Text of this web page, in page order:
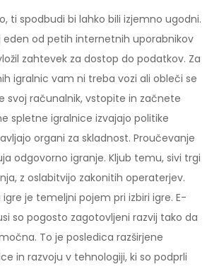
ti spodbudi bi lahko bili izjemno ugodni.
eden od petih internetnih uporabnikov
zahtevek za dostop do podatkov. Za
igralnic vam ni treba vozi ali obleči se
svoj računalnik, vstopite in začnete
spletne igralnice izvajajo politike
organi za skladnost. Proučevanje
odgovorno igranje. Kljub temu, sivi trgi
z oslabitvijo zakonitih operaterjev.
je temeljni pojem pri izbiri igre. E-
so pogosto zagotovljeni razvij tako da
To je posledica razširjene
in razvoju v tehnologiji, ki so podprli